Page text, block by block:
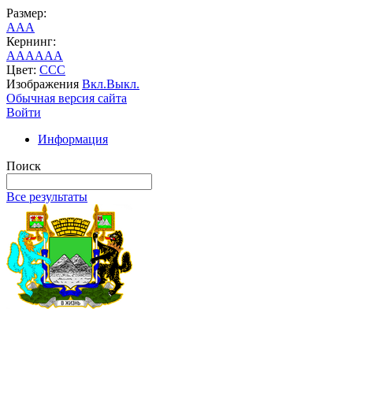
Размер:
AAA
Кернинг:
AAAAAA
Цвет: CCC
Изображения Вкл.Выкл.
Обычная версия сайта
Войти
Информация
Поиск
Все результаты